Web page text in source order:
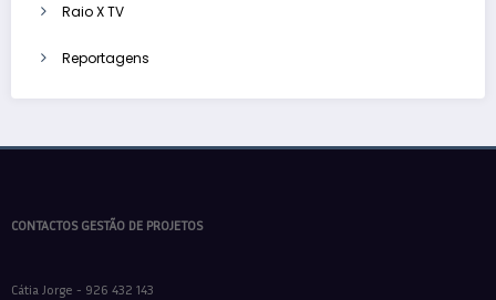
Raio X TV
Reportagens
CONTACTOS GESTÃO DE PROJETOS
Cátia Jorge - 926 432 143